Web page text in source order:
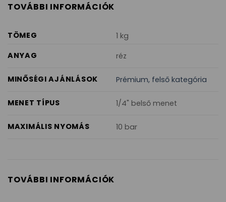
TOVÁBBI INFORMÁCIÓK
TÖMEG
1 kg
ANYAG
réz
MINŐSÉGI AJÁNLÁSOK Prémium, felső kategória
MENET TÍPUS 1/4" belső menet
MAXIMÁLIS NYOMÁS 10 bar
TOVÁBBI INFORMÁCIÓK